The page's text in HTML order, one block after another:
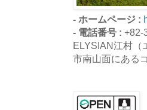
- ホームページ :
- 電話番号 : +82-
ELYSIAN江村（
市南山面にある